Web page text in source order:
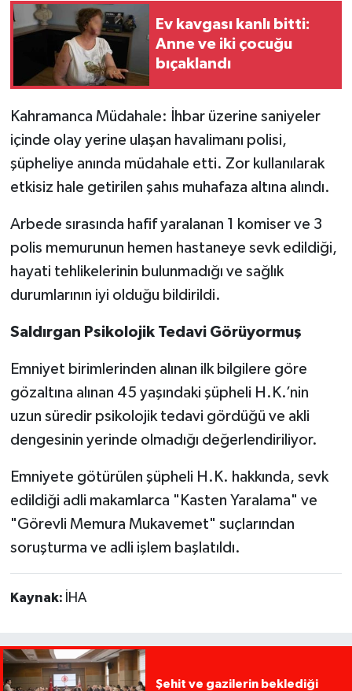
Ev kavgası kanlı bitti:
Anne ve iki çocuğu
bıçaklandı
Kahramanca Müdahale: İhbar üzerine saniyeler
içinde olay yerine ulaşan havalimanı polisi,
şüpheliye anında müdahale etti. Zor kullanılarak
etkisiz hale getirilen şahıs muhafaza altına alındı.
Arbede sırasında hafif yaralanan 1 komiser ve 3
polis memurunun hemen hastaneye sevk edildiği,
hayati tehlikelerinin bulunmadığı ve sağlık
durumlarının iyi olduğu bildirildi.
Saldırgan Psikolojik Tedavi Görüyormuş
Emniyet birimlerinden alınan ilk bilgilere göre
gözaltına alınan 45 yaşındaki şüpheli H.K.’nin
uzun süredir psikolojik tedavi gördüğü ve akli
dengesinin yerinde olmadığı değerlendiriliyor.
Emniyete götürülen şüpheli H.K. hakkında, sevk
edildiği adli makamlarca "Kasten Yaralama" ve
"Görevli Memura Mukavemet" suçlarından
soruşturma ve adli işlem başlatıldı.
Kaynak: İHA
Şehit ve gazilerin beklediği